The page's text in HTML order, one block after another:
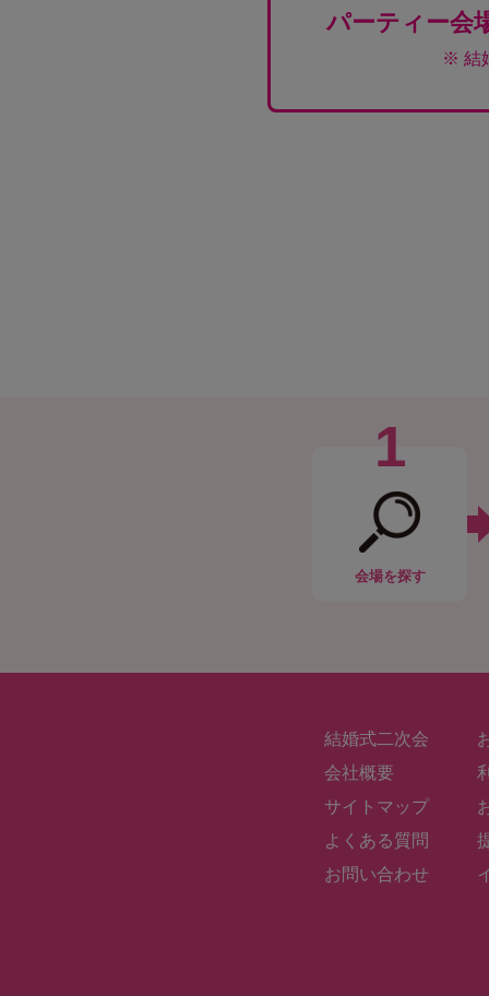
パーティー会
※ 結
1
会場を探す
結婚式二次会
会社概要
サイトマップ
よくある質問
お問い合わせ